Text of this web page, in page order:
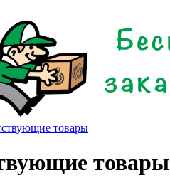
товары
товары